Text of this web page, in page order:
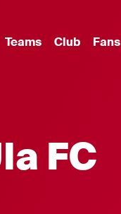
Teams Club Fans
FC